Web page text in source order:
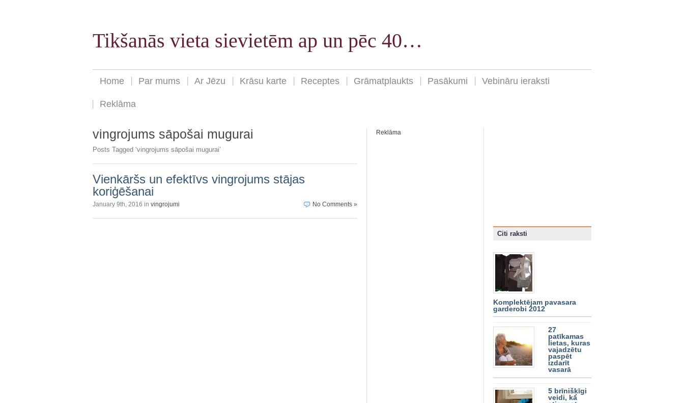
Tikšanās vieta sievietēm ap un pēc 40…
Home Par mums Ar Jēzu Krāsu karte Receptes Grāmatplaukts Pasākumi Vebināru ieraksti
Reklāma
vingrojums sāpošai mugurai
Posts Tagged ‘vingrojums sāpošai mugurai’
Vienkāršs un efektīvs vingrojums stājas
koriģēšanai
January 9th, 2016 in vingrojumi No Comments »
Reklāma
Citi raksti
Komplektējam pavasara
garderobi 2012
27
patīkamas
lietas, kuras
vajadzētu
paspēt
izdarīt
vasarā
5 brīnišķīgi
veidi, kā